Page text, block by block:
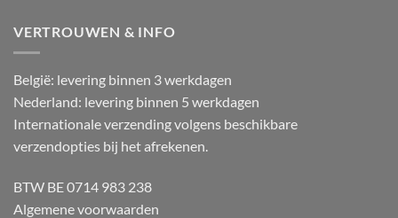
VERTROUWEN & INFO
België: levering binnen 3 werkdagen
Nederland: levering binnen 5 werkdagen
Internationale verzending volgens beschikbare
verzendopties bij het afrekenen.
BTW BE 0714 983 238
Algemene voorwaarden